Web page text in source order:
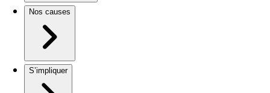
Nos causes
S’impliquer